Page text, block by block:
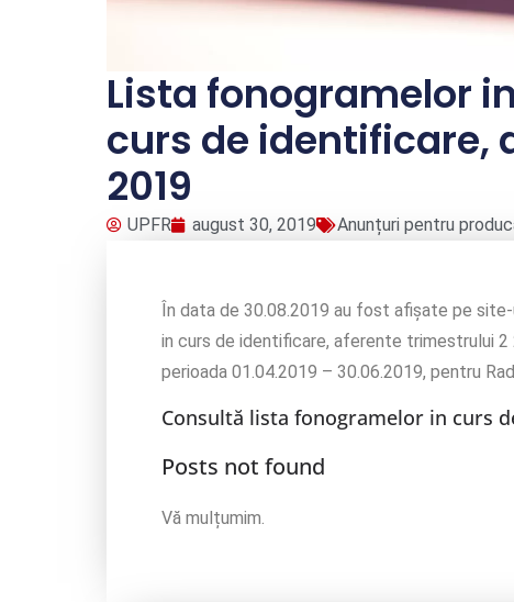
Lista fonogramelor
curs de identificare,
2019
UPFR august 30, 2019 Anunțuri pentru
În data de 30.08.2019 au fost afișate pe
in curs de identificare, aferente trimestrului
perioada 01.04.2019 – 30.06.2019, pentru
Consultă lista fonogramelor in curs
Posts not found
Vă mulțumim.